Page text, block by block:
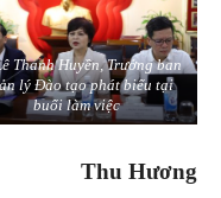
Thanh Huyền, Trưởng ban
lý Đào tạo phát biểu tại
buổi làm việc
Thu Hương